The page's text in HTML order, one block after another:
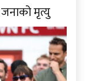
मृत्यु